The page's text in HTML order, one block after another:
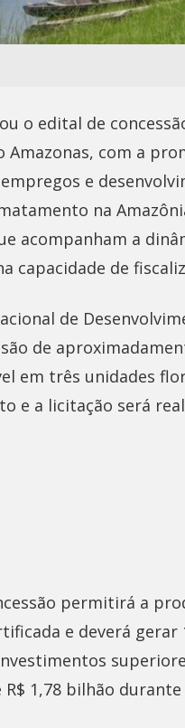
o edital de
com a
e
na
acompanham a
capacidade de
de
de
em três unidades
e a licitação será
permitirá a
e deverá
1,78 bilhão